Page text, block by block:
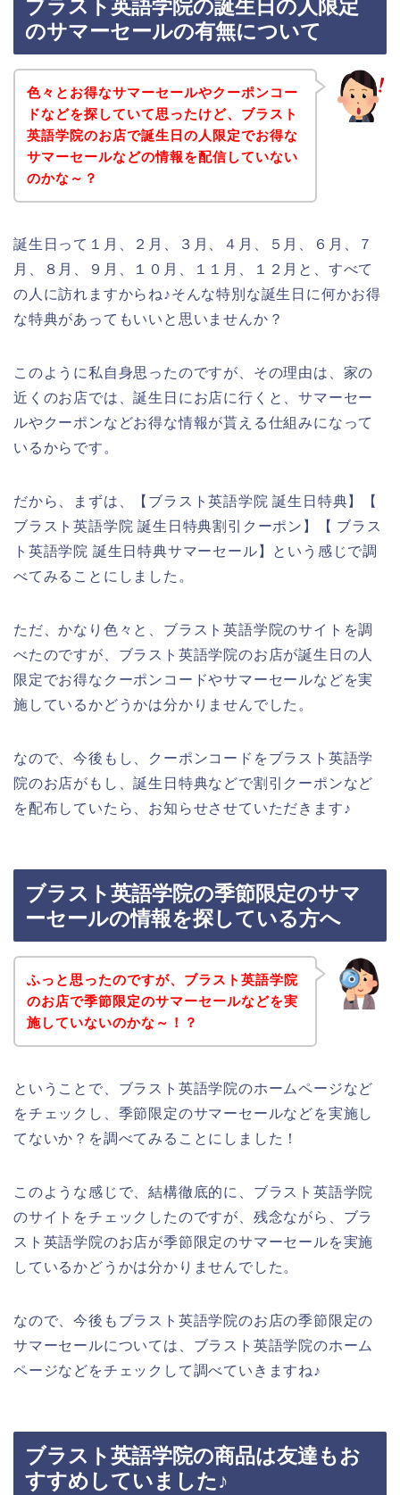
ブラスト英語学院の誕生日の人限定
のサマーセールの有無について
色々とお得なサマーセールやクーポンコー
ドなどを探していて思ったけど、ブラスト
英語学院のお店で誕生日の人限定でお得な
サマーセールなどの情報を配信していない
のかな～？
誕生日って１月、２月、３月、４月、５月、６月、７
月、８月、９月、１０月、１１月、１２月と、すべて
の人に訪れますからね♪そんな特別な誕生日に何かお得
な特典があってもいいと思いませんか？
このように私自身思ったのですが、その理由は、家の
近くのお店では、誕生日にお店に行くと、サマーセー
ルやクーポンなどお得な情報が貰える仕組みになって
いるからです。
だから、まずは、【ブラスト英語学院 誕生日特典】【
ブラスト英語学院 誕生日特典割引クーポン】【 ブラス
ト英語学院 誕生日特典サマーセール】という感じで調
べてみることにしました。
ただ、かなり色々と、ブラスト英語学院のサイトを調
べたのですが、ブラスト英語学院のお店が誕生日の人
限定でお得なクーポンコードやサマーセールなどを実
施しているかどうかは分かりませんでした。
なので、今後もし、クーポンコードをブラスト英語学
院のお店がもし、誕生日特典などで割引クーポンなど
を配布していたら、お知らせさせていただきます♪
ブラスト英語学院の季節限定のサマ
ーセールの情報を探している方へ
ふっと思ったのですが、ブラスト英語学院
のお店で季節限定のサマーセールなどを実
施していないのかな～！？
ということで、ブラスト英語学院のホームページなど
をチェックし、季節限定のサマーセールなどを実施し
てないか？を調べてみることにしました！
このような感じで、結構徹底的に、ブラスト英語学院
のサイトをチェックしたのですが、残念ながら、ブラ
スト英語学院のお店が季節限定のサマーセールを実施
しているかどうかは分かりませんでした。
なので、今後もブラスト英語学院のお店の季節限定の
サマーセールについては、ブラスト英語学院のホーム
ページなどをチェックして調べていきますね♪
ブラスト英語学院の商品は友達もお
すすめしていました♪